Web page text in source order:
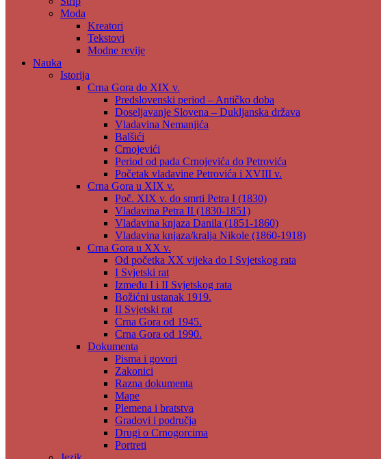
Moda
Kreatori
Tekstovi
Modne revije
Nauka
Istorija
Crna Gora do XIX v.
Predslovenski period – Antičko doba
Doseljavanje Slovena – Dukljanska država
Vladavina Nemanjića
Balšići
Crnojevići
Period od pada Crnojevića do Petrovića
Početak vladavine Petrovića i XVIII v.
Crna Gora u XIX v.
Poč. XIX v. do smrti Petra I (1830)
Vladavina Petra II (1830-1851)
Vladavina knjaza Danila (1851-1860)
Vladavina knjaza/kralja Nikole (1860-1918)
Crna Gora u XX v.
Od početka XX vijeka do I Svjetskog rata
I Svjetski rat
Između I i II Svjetskog rata
Božićni ustanak 1919.
II Svjetski rat
Crna Gora od 1945.
Crna Gora od 1990.
Dokumenta
Pisma i govori
Zakonici
Razna dokumenta
Mape
Plemena i bratstva
Gradovi i područja
Drugi o Crnogorcima
Portreti